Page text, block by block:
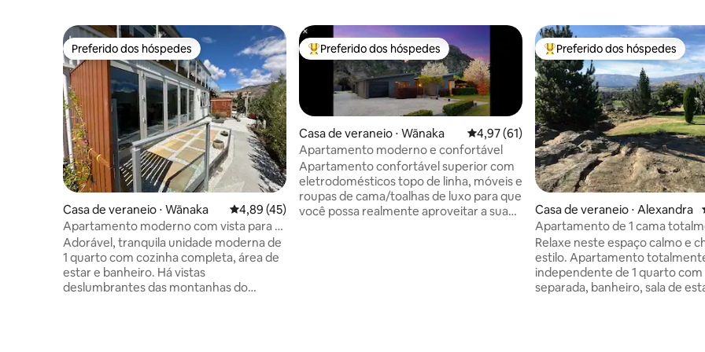
Preferido dos hóspedes
Preferido dos hóspedes
Casa de veraneio ⋅ Wānaka 4,89 de uma avaliação média de 5, 45 avaliações
4,89 (45)
Apartamento moderno com vista para a
montanha
Adorável, tranquila unidade moderna de
1 quarto com cozinha completa, área de
estar e banheiro. Há vistas
deslumbrantes das montanhas do
Entre os melhores preferidos dos hóspedes
Preferido dos hóspedes
Casa de veraneio ⋅ Wānaka 4,97 de uma avaliação média de 5, 61
4,97 (61)
Apartamento moderno e confortável
Apartamento confortável superior com
eletrodomésticos topo de linha, móveis e
roupas de cama/toalhas de luxo para que
você possa realmente aproveitar a sua
Entre os melhores preferidos
Preferido dos hóspedes
Casa de veraneio ⋅ Alexandra
Apartamento de 1 cama
mobiliado e independente
Relaxe neste espaço calmo e
estilo. Apartamento
independente de 1 quarto
separada, banheiro, sala de